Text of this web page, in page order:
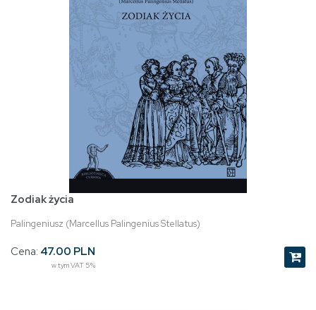
Zodiak życia
Palingeniusz (Marcellus Palingenius Stellatus)
Cena: 47.00 PLN
w tym VAT 5%